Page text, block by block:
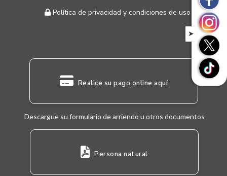
Política de privacidad y condiciones de uso
Realice su pago online aquí
Descargue su formulario de arriendo u otros documentos
Persona natural
➤